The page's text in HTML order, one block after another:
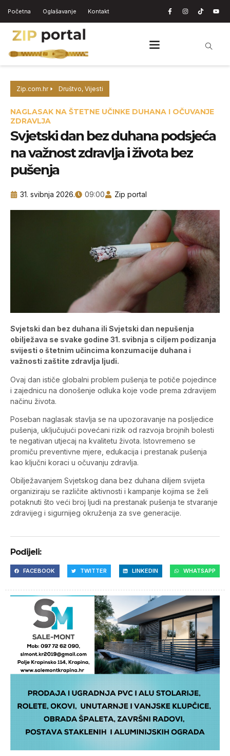
Početna Oglašavanje Kontakt
Zip.com.hr Društvo, Vijesti
NAGLASAK NA ŠTETNE UČINKE DUHANA I OČUVANJE
ZDRAVLJA
Svjetski dan bez duhana podsjeća
na važnost zdravlja i života bez
pušenja
31. svibnja 2026. 09:00 Zip portal
Svjetski dan bez duhana ili Svjetski dan nepušenja
obilježava se svake godine 31. svibnja s ciljem podizanja
svijesti o štetnim učincima konzumacije duhana i
važnosti zaštite zdravlja ljudi.
Ovaj dan ističe globalni problem pušenja te potiče pojedince
i zajednicu na donošenje odluka koje vode prema zdravijem
načinu života.
Poseban naglasak stavlja se na upozoravanje na posljedice
pušenja, uključujući povećani rizik od razvoja brojnih bolesti
te negativan utjecaj na kvalitetu života. Istovremeno se
promiču preventivne mjere, edukacija i prestanak pušenja
kao ključni koraci u očuvanju zdravlja.
Obilježavanjem Svjetskog dana bez duhana diljem svijeta
organiziraju se različite aktivnosti i kampanje kojima se želi
potaknuti što veći broj ljudi na prestanak pušenja te stvaranje
zdravijeg i sigurnijeg okruženja za sve generacije.
Podijeli:
FACEBOOK TWITTER LINKEDIN WHATSAPP